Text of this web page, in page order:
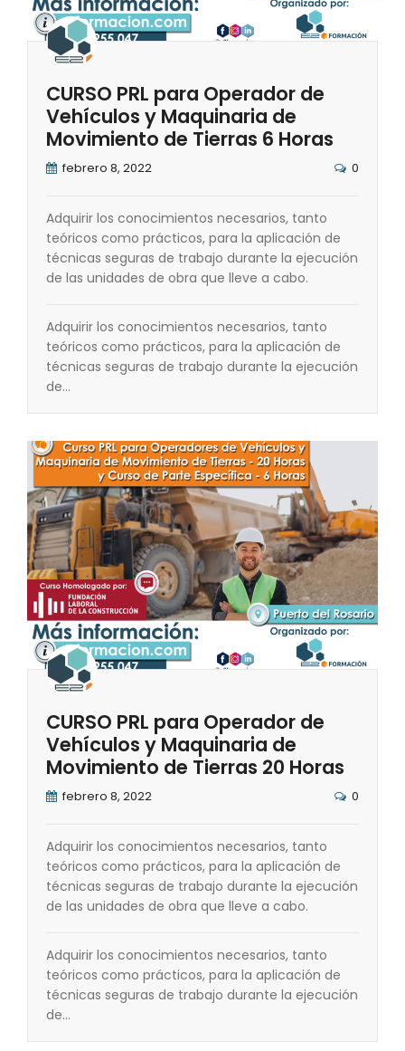
CURSO PRL para Operador de
Vehículos y Maquinaria de
Movimiento de Tierras 6 Horas
febrero 8, 2022 0
Adquirir los conocimientos necesarios, tanto
teóricos como prácticos, para la aplicación de
técnicas seguras de trabajo durante la ejecución
de las unidades de obra que lleve a cabo.
Adquirir los conocimientos necesarios, tanto
teóricos como prácticos, para la aplicación de
técnicas seguras de trabajo durante la ejecución
de…
CURSO PRL para Operador de
Vehículos y Maquinaria de
Movimiento de Tierras 20 Horas
febrero 8, 2022 0
Adquirir los conocimientos necesarios, tanto
teóricos como prácticos, para la aplicación de
técnicas seguras de trabajo durante la ejecución
de las unidades de obra que lleve a cabo.
Adquirir los conocimientos necesarios, tanto
teóricos como prácticos, para la aplicación de
técnicas seguras de trabajo durante la ejecución
de…